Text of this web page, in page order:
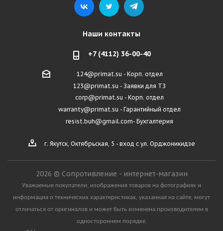
Наши контакты
+7 (4112) 36-00-40
124@primat.su - Корп. отдел
123@primat.su - Заявки для ТЗ
corp@primat.su - Корп. отдел
warranty@primat.su - Гарантийный отдел
resist.buh@gmail.com- Бухгалтерия
г. Якутск, Октябрьская, 5 - вход с ул. Орджоникидзе
2026 © Сопротивление - интернет-магазин
Уважаемые покупатели, изображения товаров на фотографиях и
информация о технических характеристиках, указанная на сайте, могут
отличаться от оригиналов и может быть изменена производителем в
одностороннем порядке.